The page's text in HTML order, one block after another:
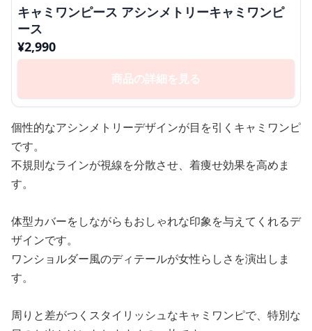
キャミワンピース アシンメトリーキャミワンピ
ース
¥2,990
商品の詳細を見る
個性的なアシンメトリーデザインが目を引くキャミワンピ
です。
不規則なラインが視線を分散させ、着痩せ効果を高めま
す。
体型カバーをしながらもおしゃれな印象を与えてくれるデ
ザインです。
ワンショルダー風のディテールが女性らしさを演出しま
す。
周りと差がつくスタイリッシュなキャミワンピで、特別な